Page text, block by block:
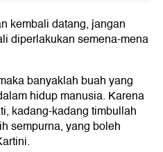
kembali datang, jangan
diperlakukan semena-mena
banyaklah buah yang
hidup manusia. Karena
kadang-kadang timbullah
sempurna, yang boleh